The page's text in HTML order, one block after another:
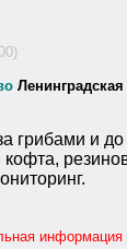
Ленинградская
грибами и
кофта,